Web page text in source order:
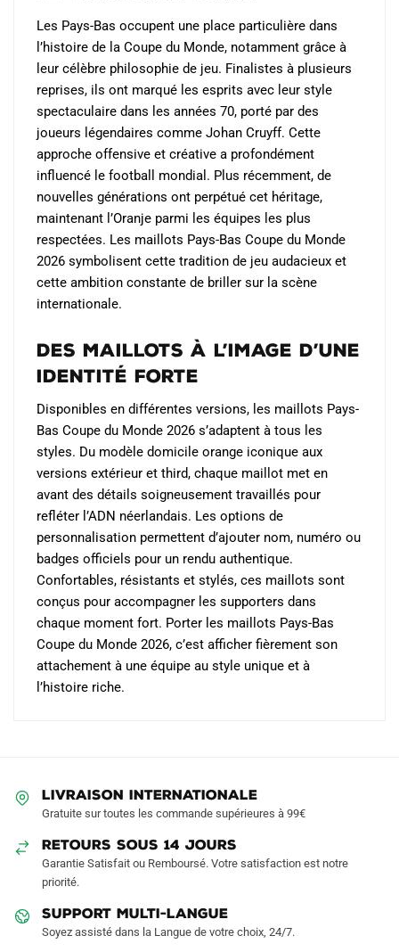
Les Pays-Bas occupent une place particulière dans
l’histoire de la Coupe du Monde, notamment grâce à
leur célèbre philosophie de jeu. Finalistes à plusieurs
reprises, ils ont marqué les esprits avec leur style
spectaculaire dans les années 70, porté par des
joueurs légendaires comme Johan Cruyff. Cette
approche offensive et créative a profondément
influencé le football mondial. Plus récemment, de
nouvelles générations ont perpétué cet héritage,
maintenant l’Oranje parmi les équipes les plus
respectées. Les maillots Pays-Bas Coupe du Monde
2026 symbolisent cette tradition de jeu audacieux et
cette ambition constante de briller sur la scène
internationale.
Des maillots à l’image d’une
identité forte
Disponibles en différentes versions, les maillots Pays-
Bas Coupe du Monde 2026 s’adaptent à tous les
styles. Du modèle domicile orange iconique aux
versions extérieur et third, chaque maillot met en
avant des détails soigneusement travaillés pour
refléter l’ADN néerlandais. Les options de
personnalisation permettent d’ajouter nom, numéro ou
badges officiels pour un rendu authentique.
Confortables, résistants et stylés, ces maillots sont
conçus pour accompagner les supporters dans
chaque moment fort. Porter les maillots Pays-Bas
Coupe du Monde 2026, c’est afficher fièrement son
attachement à une équipe au style unique et à
l’histoire riche.
LIVRAISON INTERNATIONALE
Gratuite sur toutes les commande supérieures à 99€
RETOURS SOUS 14 JOURS
Garantie Satisfait ou Remboursé. Votre satisfaction est notre
priorité.
SUPPORT MULTI-LANGUE
Soyez assisté dans la Langue de votre choix, 24/7.